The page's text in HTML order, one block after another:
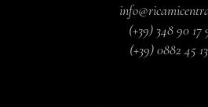
(+39) 348 90 17
(+39) 0882 45